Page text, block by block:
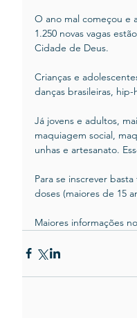
O ano mal começou e
1.250 novas vagas
Cidade de Deus.
Crianças e
danças brasileiras,
Já jovens e adultos,
maquiagem social,
unhas e artesanato.
Para se inscrever
doses (maiores de 15
Maiores informações